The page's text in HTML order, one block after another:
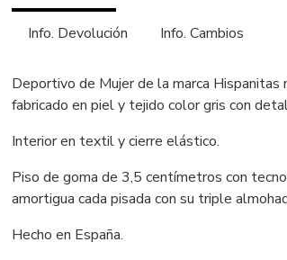
Info. Devolución Info. Cambios
Deportivo de Mujer de la marca Hispanitas
fabricado en piel y tejido color gris con
Interior en textil y cierre elástico.
Piso de goma de 3,5 centímetros con
amortigua cada pisada con su triple
Hecho en España.